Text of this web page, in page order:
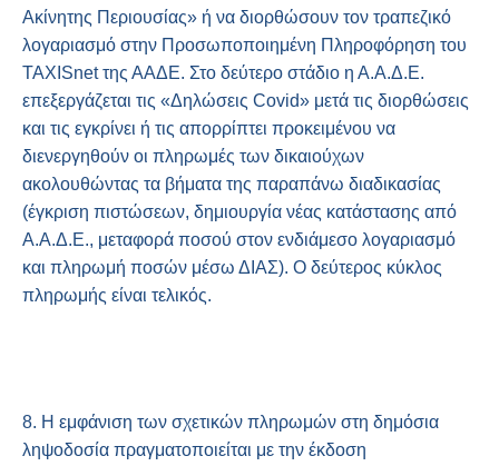
Ακίνητης Περιουσίας» ή να διορθώσουν τον τραπεζικό
λογαριασμό στην Προσωποποιημένη Πληροφόρηση του
TAXISnet της ΑΑΔΕ. Στο δεύτερο στάδιο η Α.Α.Δ.Ε.
επεξεργάζεται τις «Δηλώσεις Covid» μετά τις διορθώσεις
και τις εγκρίνει ή τις απορρίπτει προκειμένου να
διενεργηθούν οι πληρωμές των δικαιούχων
ακολουθώντας τα βήματα της παραπάνω διαδικασίας
(έγκριση πιστώσεων, δημιουργία νέας κατάστασης από
Α.Α.Δ.Ε., μεταφορά ποσού στον ενδιάμεσο λογαριασμό
και πληρωμή ποσών μέσω ΔΙΑΣ). Ο δεύτερος κύκλος
πληρωμής είναι τελικός.
8. Η εμφάνιση των σχετικών πληρωμών στη δημόσια
ληψοδοσία πραγματοποιείται με την έκδοση